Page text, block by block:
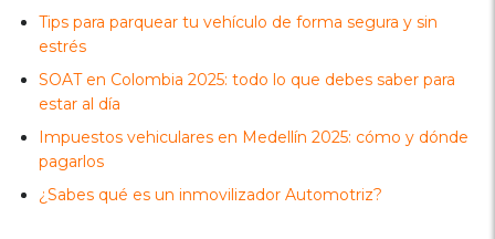
Tips para parquear tu vehículo de forma segura y sin
estrés
SOAT en Colombia 2025: todo lo que debes saber para
estar al día
Impuestos vehiculares en Medellín 2025: cómo y dónde
pagarlos
¿Sabes qué es un inmovilizador Automotriz?